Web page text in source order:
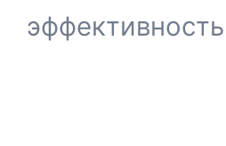
эффективность